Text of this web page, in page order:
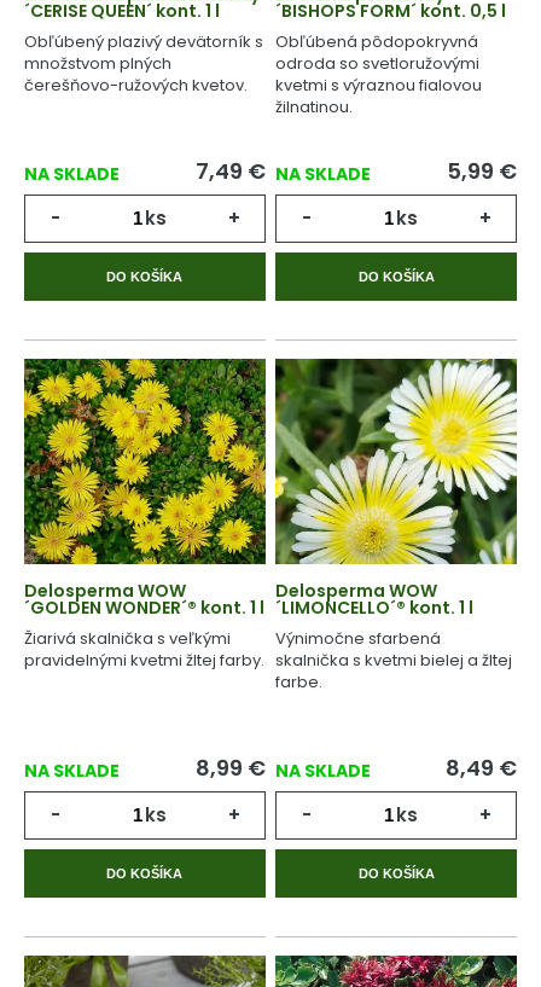
´CERISE QUEEN´ kont. 1 l
Obľúbený plazivý devätorník s
množstvom plných
čerešňovo-ružových kvetov.
NA SKLADE 7,49 €
- ks +
DO KOŠÍKA
´BISHOPS FORM´ kont. 0,5 l
Obľúbená pôdopokryvná
odroda so svetloružovými
kvetmi s výraznou fialovou
žilnatinou.
NA SKLADE 5,99 €
- ks +
DO KOŠÍKA
Delosperma WOW
´GOLDEN WONDER´® kont. 1 l
Žiarivá skalnička s veľkými
pravidelnými kvetmi žltej farby.
NA SKLADE 8,99 €
- ks +
DO KOŠÍKA
Delosperma WOW
´LIMONCELLO´® kont. 1 l
Výnimočne sfarbená
skalnička s kvetmi bielej a žltej
farbe.
NA SKLADE 8,49 €
- ks +
DO KOŠÍKA